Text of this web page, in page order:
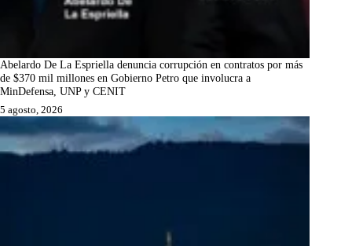
Abelardo De La Espriella denuncia corrupción en contratos por más
de $370 mil millones en Gobierno Petro que involucra a
MinDefensa, UNP y CENIT
5 agosto, 2026